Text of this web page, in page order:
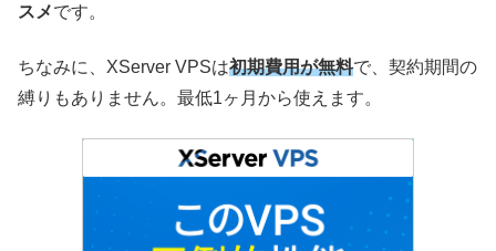
スメです。
ちなみに、XServer VPSは初期費用が無料で、契約期間の
縛りもありません。最低1ヶ月から使えます。